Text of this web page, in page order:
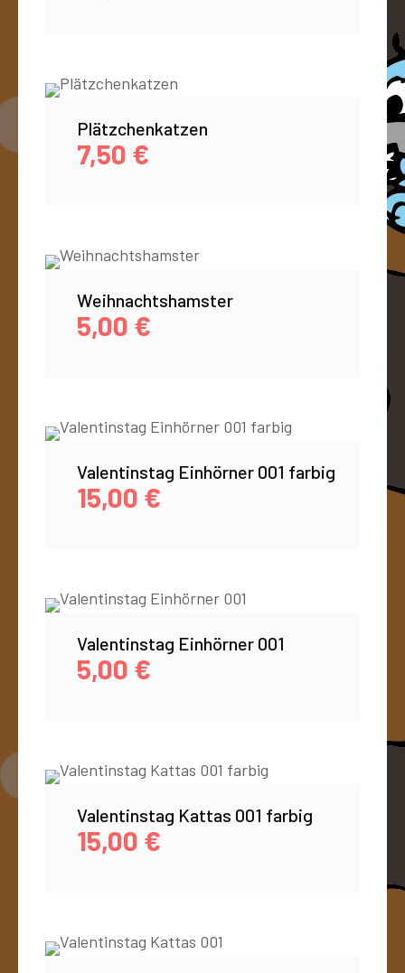
Plätzchenkatzen
7,50 €
Weihnachtshamster
5,00 €
Valentinstag Einhörner 001 farbig
15,00 €
Valentinstag Einhörner 001
5,00 €
Valentinstag Kattas 001 farbig
15,00 €